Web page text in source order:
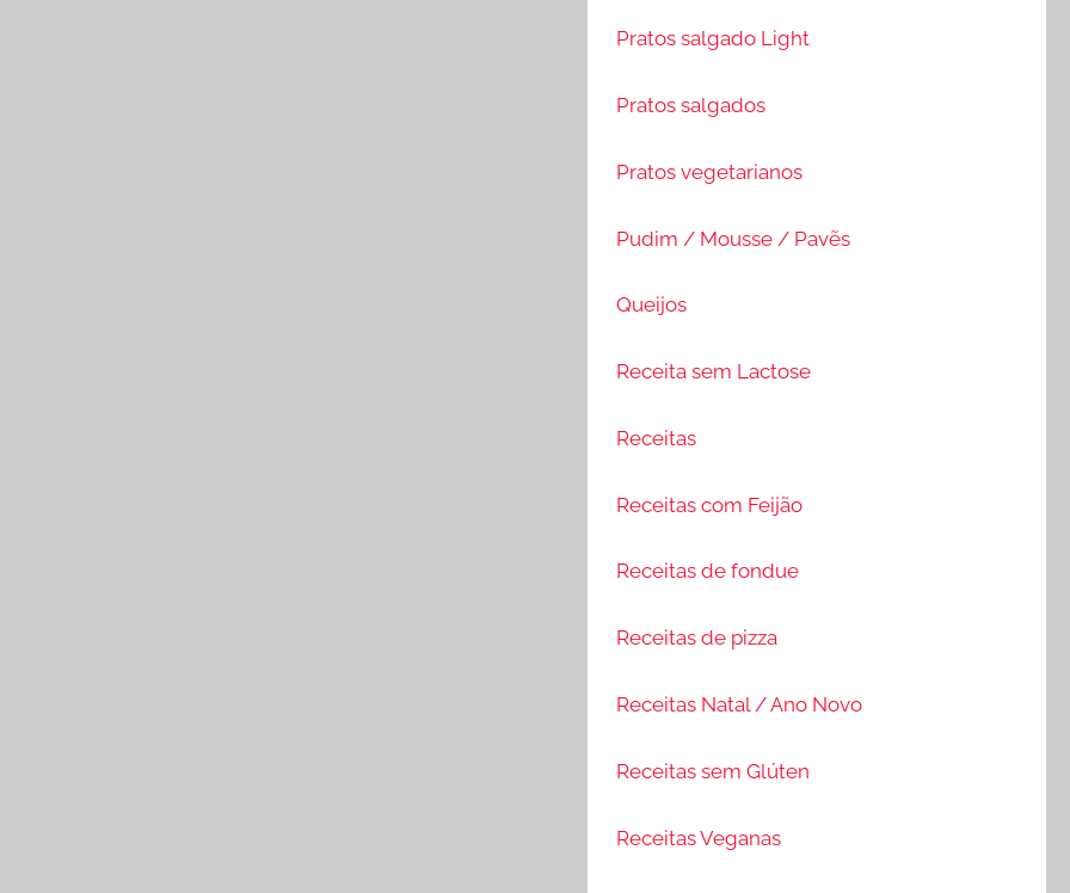
Pratos salgado Light
Pratos salgados
Pratos vegetarianos
Pudim / Mousse / Pavẽs
Queijos
Receita sem Lactose
Receitas
Receitas com Feijão
Receitas de fondue
Receitas de pizza
Receitas Natal / Ano Novo
Receitas sem Glúten
Receitas Veganas